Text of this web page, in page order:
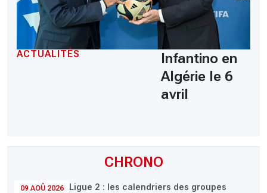
CHRONO
09 AOÛ 2026
Ligue 2 : les calendriers des groupes
ACTUALITÉS
Infantino en
Algérie le 6
avril